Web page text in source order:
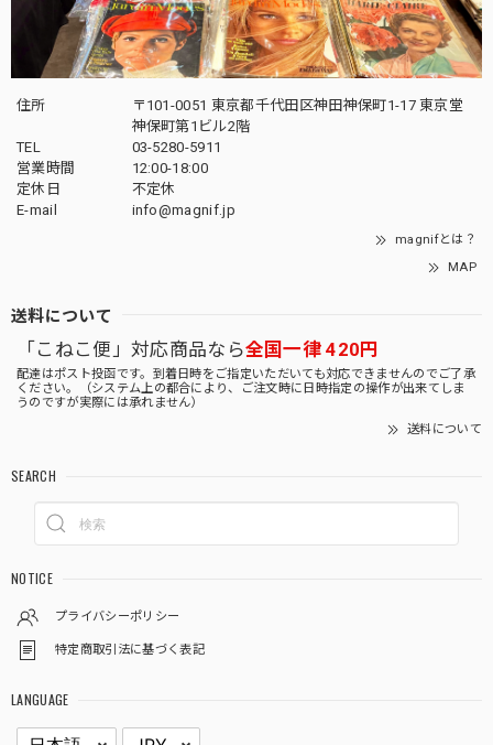
住所
〒101-0051 東京都千代田区神田神保町1-17 東京堂
神保町第1ビル2階
TEL
03-5280-5911
営業時間
12:00-18:00
定休日
不定休
E-mail
info@magnif.jp
magnifとは？
MAP
送料について
「こねこ便」対応商品なら全国一律 420円
配達はポスト投函です。到着日時をご指定いただいても対応できませんのでご了承
ください。（システム上の都合により、ご注文時に日時指定の操作が出来てしま
うのですが実際には承れません）
送料について
SEARCH
NOTICE
プライバシーポリシー
特定商取引法に基づく表記
LANGUAGE